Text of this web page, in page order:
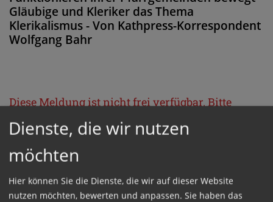
Gläubige und Kleriker das Thema
Klerikalismus - Von Kathpress-Korrespondent
Wolfgang Bahr
Diese Meldung ist nicht frei verfügbar. Bitte
loggen Sie sich ein, oder bestellen Sie das
ProduktKathpress_online.
GESCHÜTZTER BEREICH
Dienste, die wir nutzen
möchten
Hier können Sie die Dienste, die wir auf dieser Website
nutzen möchten, bewerten und anpassen. Sie haben das